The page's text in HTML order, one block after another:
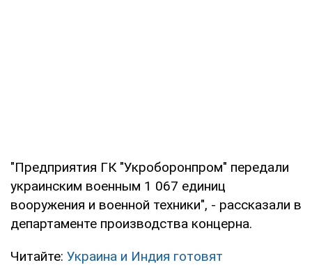
"Предприятия ГК "Укроборонпром" передали
украинским военным 1 067 единиц
вооружения и военной техники", - рассказали в
департаменте производства концерна.
Читайте: Украина и Индия готовят